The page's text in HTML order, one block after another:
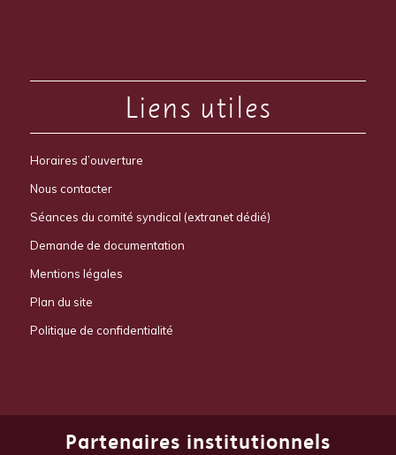
Liens utiles
Horaires d’ouverture
Nous contacter
Séances du comité syndical (extranet dédié)
Demande de documentation
Mentions légales
Plan du site
Politique de confidentialité
Partenaires institutionnels